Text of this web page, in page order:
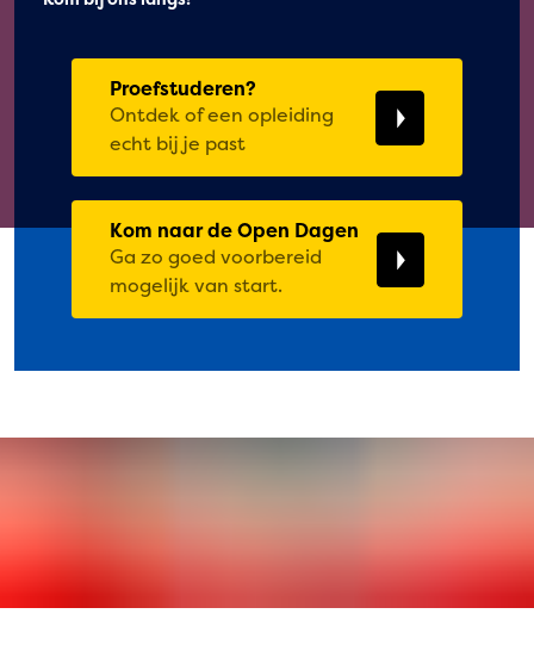
Proefstuderen?
Ontdek of een opleiding
echt bij je past
Kom naar de Open Dagen
Ga zo goed voorbereid
mogelijk van start.